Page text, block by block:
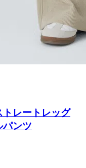
レートレッグ
パンツ